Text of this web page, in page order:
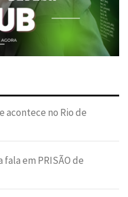
acontece no Rio de
em PRISÃO de